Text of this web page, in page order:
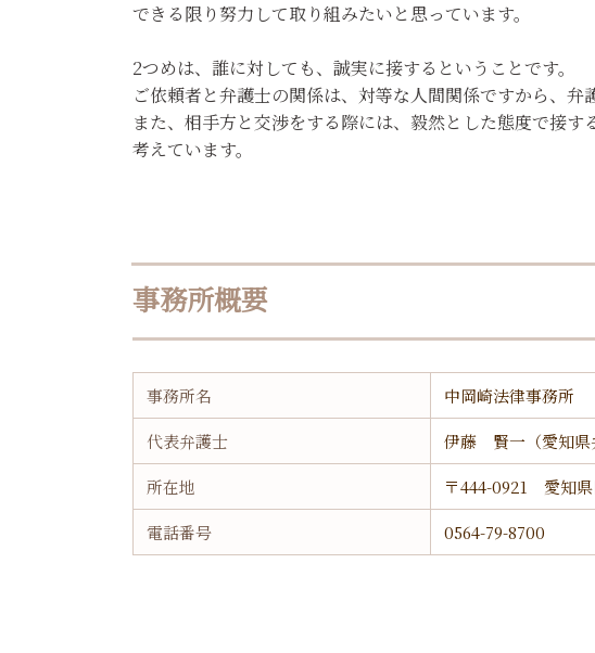
できる限り努力して取り組みたいと思っています。
2つめは、誰に対しても、誠実に接するということです。
ご依頼者と弁護士の関係は、対等な人間関係ですから、
また、相手方と交渉をする際には、毅然とした態度で接
考えています。
事務所概要
事務所名
中岡崎法律事務所
代表弁護士
伊藤 賢一（愛知県
所在地
〒444-0921 愛知県
電話番号
0564-79-8700